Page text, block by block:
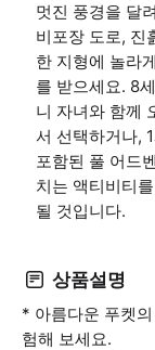
멋진 풍경을 달
비포장 도로, 진
한 지형에 놀라
를 받으세요. 8
니 자녀와 함께
서 선택하거나,
포함된 풀 어드
치는 액티비티
될 것입니다.
상품설명
* 아름다운 푸켓
험해 보세요.